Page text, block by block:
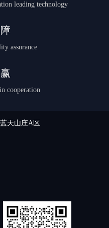
leading technology
assurance
cooperation
天山庄A区